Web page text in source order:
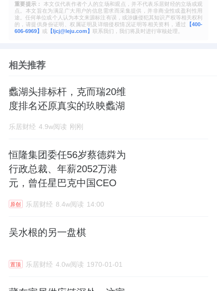
重要提示：
本文仅代表作者个人的立场和观点，并不代表乐居财经的立场或观
点。本文旨在为满足广大用户的信息需求而采集提供，并非商业性或盈利性用
途。任何单位或个人认为本文来源标注有误，或涉嫌侵犯其知识产权等相关权利
的，请提供身份证明、权属证明及详细侵权情况证明等相关资料，通过
【400-
606-6969】 或 【ljcj@leju.com】 联系我们，我们将及时进行审核处理。
相关推荐
蠡湖头排标杆，克而瑞20维
度排名还原真实的玖映蠡湖
乐居财经 4.9w阅读 刚刚
恒隆集团委任56岁蔡德粦为
行政总裁、年薪2052万港
元，曾任星巴克中国CEO
原创 乐居财经 8.4w阅读 14:00
吴水根的另一盘棋
置顶 乐居财经 4.0w阅读 1970-01-01